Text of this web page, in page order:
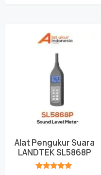
Alat Pengukur Suara
LANDTEK SL5868P